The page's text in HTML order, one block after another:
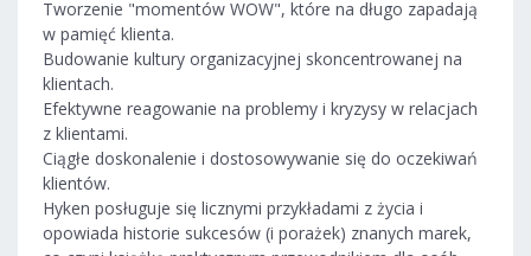
Tworzenie "momentów WOW", które na długo zapadają
w pamięć klienta.
Budowanie kultury organizacyjnej skoncentrowanej na
klientach.
Efektywne reagowanie na problemy i kryzysy w relacjach
z klientami.
Ciągłe doskonalenie i dostosowywanie się do oczekiwań
klientów.
Hyken posługuje się licznymi przykładami z życia i
opowiada historie sukcesów (i porażek) znanych marek,